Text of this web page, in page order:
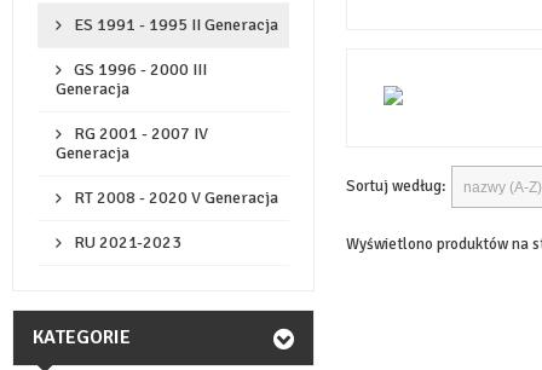
ES 1991 - 1995 II Generacja
GS 1996 - 2000 III
Generacja
RG 2001 - 2007 IV
Generacja
RT 2008 - 2020 V Generacja
RU 2021-2023
KATEGORIE
Sortuj według:
Wyświetlono produktów na